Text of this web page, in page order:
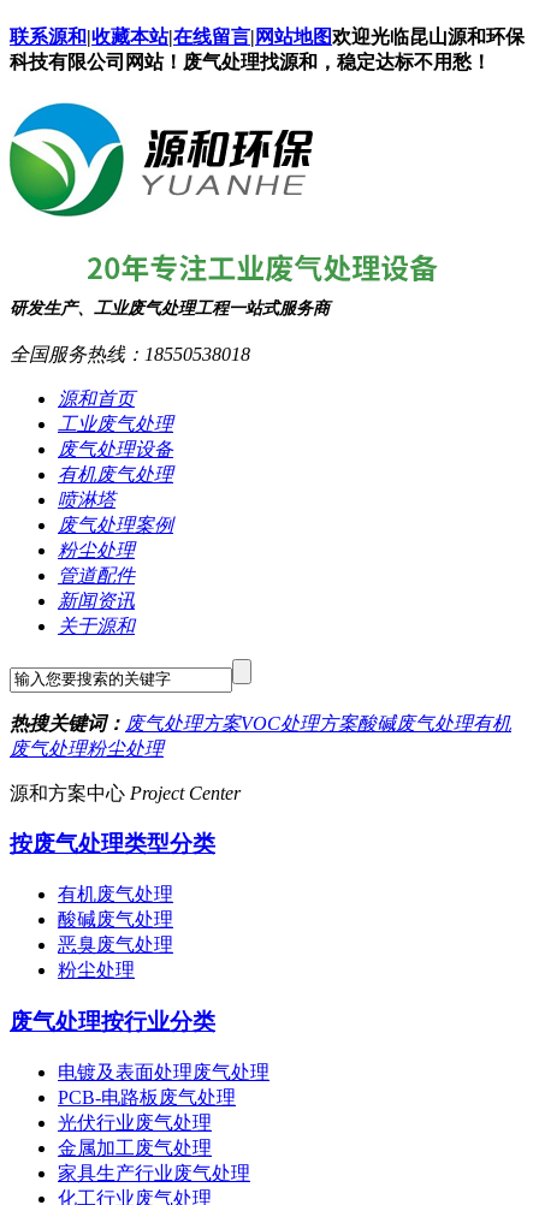
联系源和|收藏本站|在线留言| 网站地图欢迎光临昆山源和环保
科技有限公司网站！废气处理找源和，稳定达标不用愁！
研发生产、工业废气处理工程一站式服务商
全国服务热线： 18550538018
源和首页
工业废气处理
废气处理设备
有机废气处理
喷淋塔
废气处理案例
粉尘处理
管道配件
新闻资讯
关于源和
热搜关键词： 废气处理方案VOC处理方案酸碱废气处理有机
废气处理粉尘处理
源和方案中心 Project Center
按废气处理类型分类
有机废气处理
酸碱废气处理
恶臭废气处理
粉尘处理
废气处理按行业分类
电镀及表面处理废气处理
PCB-电路板废气处理
光伏行业废气处理
金属加工废气处理
家具生产行业废气处理
化工行业废气处理